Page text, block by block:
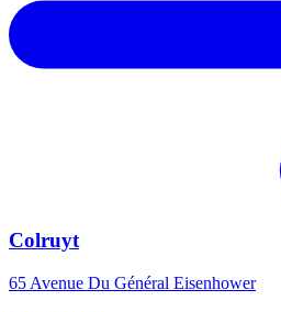
Colruyt
65 Avenue Du Général Eisenhower